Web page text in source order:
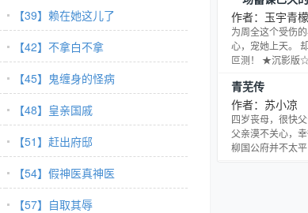
【39】赖在她这儿了
【42】不拿白不拿
【45】鬼缠身的怪病
【48】皇亲国戚
【51】赶出府邸
【54】假神医真神医
【57】自取其辱
掩，步步为赢，只
的吐槽。 演技一
厨房(?)。 有人曾
她笑容明媚漂
霸王票 小熙的小
情扔了一个地雷睡
作者：玉宇青檬
为周全这个受伤
心，宠她上天。
叵测！ ★沉影版☆
给她看所谓天意。
埋怨：“顾琛霖，
在那里，明明救我
一直都是徐寒，那
说，她也不肯信
青芜传
作者：苏小凉
四岁丧母，很快
父亲漠不关心，
柳国公府并不太平